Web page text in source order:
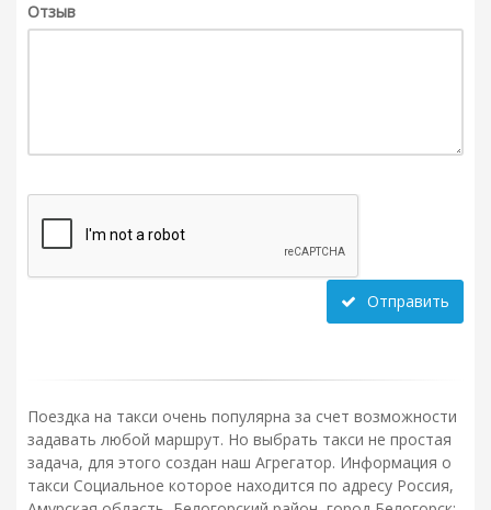
Отзыв
Отправить
Поездка на такси очень популярна за счет возможности
задавать любой маршрут. Но выбрать такси не простая
задача, для этого создан наш Агрегатор. Информация о
такси Социальное которое находится по адресу Россия,